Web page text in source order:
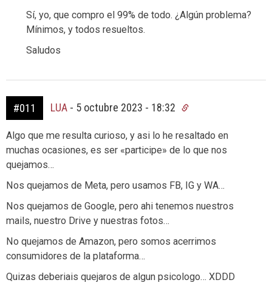
Sí, yo, que compro el 99% de todo. ¿Algún problema?
Mínimos, y todos resueltos.
Saludos
#011 LUA - 5 octubre 2023 - 18:32
Algo que me resulta curioso, y asi lo he resaltado en
muchas ocasiones, es ser «participe» de lo que nos
quejamos…
Nos quejamos de Meta, pero usamos FB, IG y WA…
Nos quejamos de Google, pero ahi tenemos nuestros
mails, nuestro Drive y nuestras fotos…
No quejamos de Amazon, pero somos acerrimos
consumidores de la plataforma…
Quizas deberiais quejaros de algun psicologo… XDDD